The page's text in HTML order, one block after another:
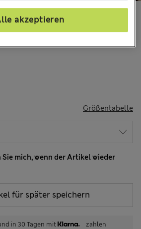
enthalten Steuern und Abgaben
Größentabelle
mich, wenn der Artikel wieder
für später speichern
in 30 Tagen mit zahlen
akzeptieren